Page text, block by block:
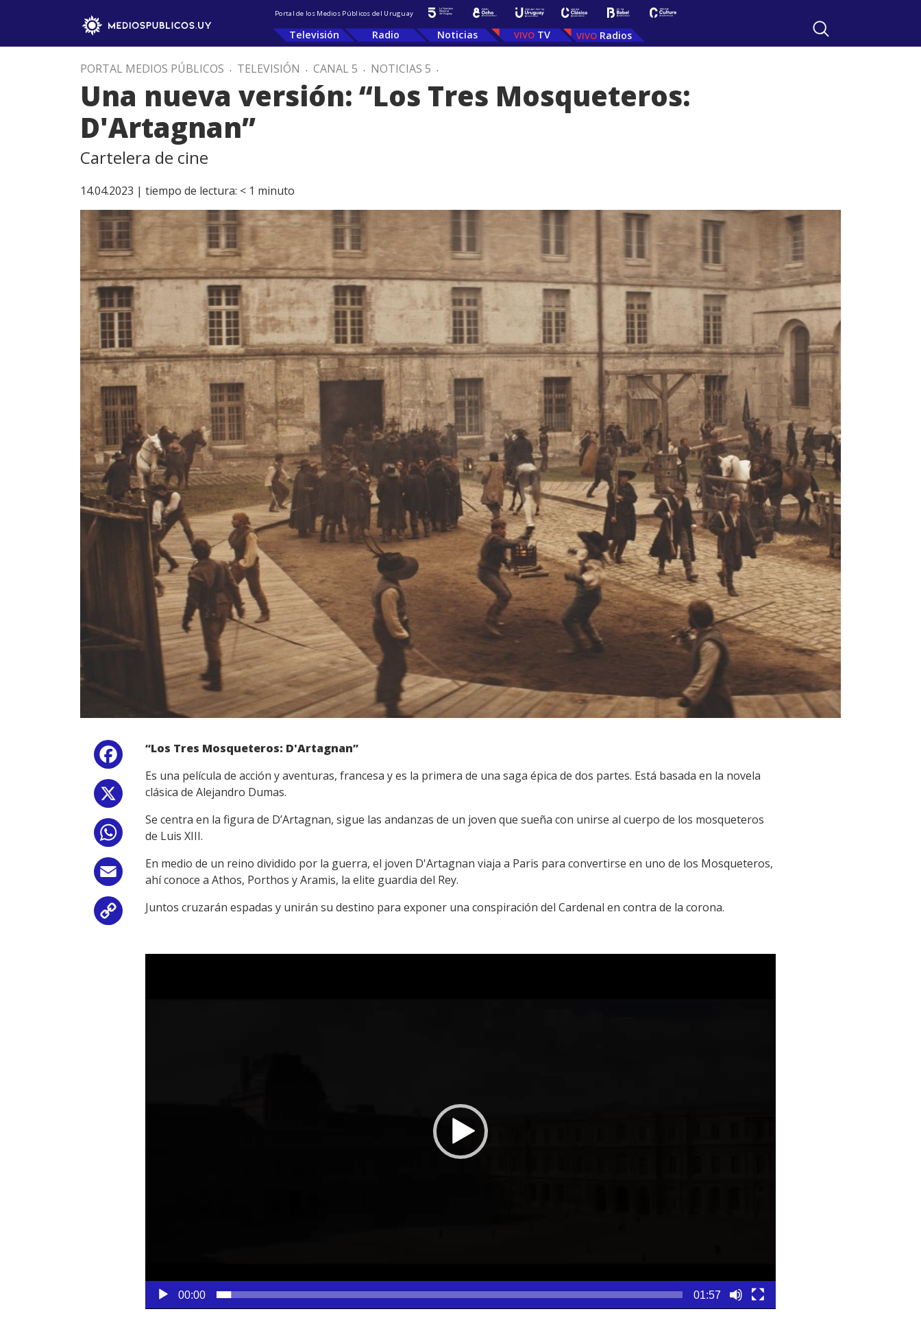
Portal de los Medios Públicos del Uruguay
Televisión Radio Noticias TV Radios
PORTAL MEDIOS PÚBLICOS . TELEVISIÓN . CANAL 5 . NOTICIAS 5 .
Una nueva versión: “Los Tres Mosqueteros:
D'Artagnan”
Cartelera de cine
14.04.2023 | tiempo de lectura: < 1 minuto
Facebook
WhatsApp
Email
Copy
“Los Tres Mosqueteros: D'Artagnan”
Es una película de acción y aventuras, francesa y es la primera de una saga épica de dos partes. Está basada en la novela
clásica de Alejandro Dumas.
Se centra en la figura de D’Artagnan, sigue las andanzas de un joven que sueña con unirse al cuerpo de los mosqueteros
de Luis XIII.
En medio de un reino dividido por la guerra, el joven D'Artagnan viaja a Paris para convertirse en uno de los Mosqueteros,
ahí conoce a Athos, Porthos y Aramis, la elite guardia del Rey.
Juntos cruzarán espadas y unirán su destino para exponer una conspiración del Cardenal en contra de la corona.
00:00 01:57